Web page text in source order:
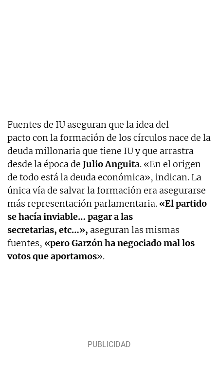
Fuentes de IU aseguran que la idea del
pacto con la formación de los círculos nace de la
deuda millonaria que tiene IU y que arrastra
desde la época de Julio Anguita. «En el origen
de todo está la deuda económica», indican. La
única vía de salvar la formación era asegurarse
más representación parlamentaria. «El partido
se hacía inviable… pagar a las
secretarias, etc…», aseguran las mismas
fuentes, «pero Garzón ha negociado mal los
votos que aportamos».